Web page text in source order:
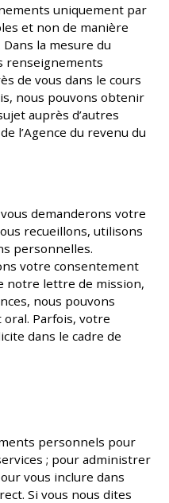
uniquement par
et non de manière
la mesure du
renseignements
de vous dans le cours
nous pouvons obtenir
auprès d’autres
l’Agence du revenu du
demanderons votre
recueillons, utilisons
personnelles.
votre consentement
notre lettre de mission,
nous pouvons
Parfois, votre
dans le cadre de
personnels pour
; pour administrer
vous inclure dans
Si vous nous dites